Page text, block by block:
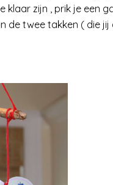
klaar zijn , prik je een
twee takken ( die